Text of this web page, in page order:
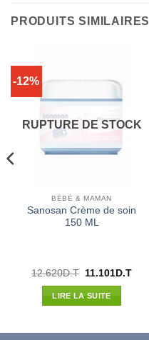
PRODUITS SIMILAIRES
-12%
RUPTURE DE STOCK
BÉBÉ & MAMAN
Sanosan Crème de soin
150 ML
12.620D.T
Le
initial
était :
11.101 D.TLe
LIRE LA SUITE